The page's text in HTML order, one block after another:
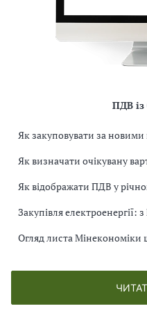
ПДВ із
Як закуповувати за
Як визначати очікувану
Як відображати ПДВ у
Закупівля електроенергії:
Огляд листа